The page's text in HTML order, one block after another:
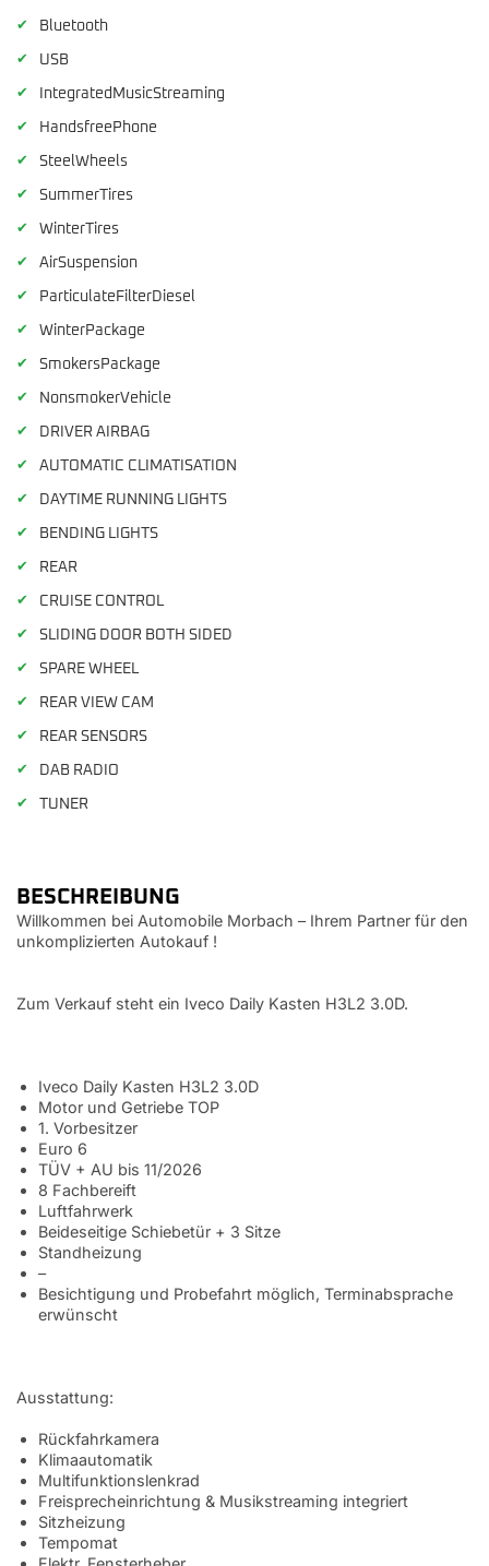
✔ Bluetooth
✔ USB
✔ IntegratedMusicStreaming
✔ HandsfreePhone
✔ SteelWheels
✔ SummerTires
✔ WinterTires
✔ AirSuspension
✔ ParticulateFilterDiesel
✔ WinterPackage
✔ SmokersPackage
✔ NonsmokerVehicle
✔ DRIVER AIRBAG
✔ AUTOMATIC CLIMATISATION
✔ DAYTIME RUNNING LIGHTS
✔ BENDING LIGHTS
✔ REAR
✔ CRUISE CONTROL
✔ SLIDING DOOR BOTH SIDED
✔ SPARE WHEEL
✔ REAR VIEW CAM
✔ REAR SENSORS
✔ DAB RADIO
✔ TUNER
BESCHREIBUNG
Willkommen bei Automobile Morbach – Ihrem Partner für den
unkomplizierten Autokauf !
Zum Verkauf steht ein Iveco Daily Kasten H3L2 3.0D.
Iveco Daily Kasten H3L2 3.0D
Motor und Getriebe TOP
1. Vorbesitzer
Euro 6
TÜV + AU bis 11/2026
8 Fachbereift
Luftfahrwerk
Beideseitige Schiebetür + 3 Sitze
Standheizung
–
Besichtigung und Probefahrt möglich, Terminabsprache
erwünscht
Ausstattung:
Rückfahrkamera
Klimaautomatik
Multifunktionslenkrad
Freisprecheinrichtung & Musikstreaming integriert
Sitzheizung
Tempomat